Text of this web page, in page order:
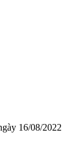
16/08/2022